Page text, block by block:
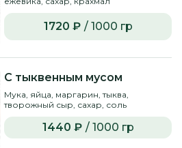
1720 ₽ / 1000 гр
С тыквенным мусом
Мука, яйца, маргарин, тыква,
творожный сыр, сахар, соль
1440 ₽ / 1000 гр